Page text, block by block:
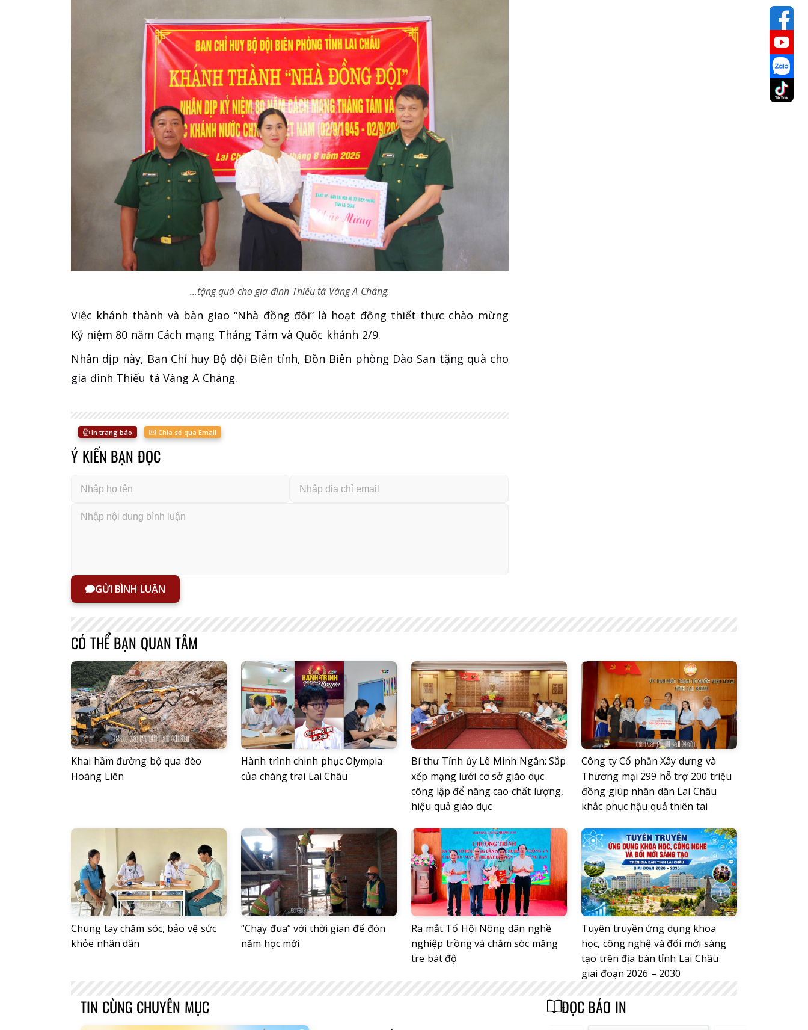
...tặng quà cho gia đình Thiếu tá Vàng A Cháng.
Việc khánh thành và bàn giao “Nhà đồng đội” là hoạt động thiết thực chào mừng
Kỷ niệm 80 năm Cách mạng Tháng Tám và Quốc khánh 2/9.
Nhân dịp này, Ban Chỉ huy Bộ đội Biên tỉnh, Đồn Biên phòng Dào San tặng quà cho
gia đình Thiếu tá Vàng A Cháng.
In trang báo Chia sẻ qua Email
Ý KIẾN BẠN ĐỌC
GỬI BÌNH LUẬN
CÓ THỂ BẠN QUAN TÂM
Khai hầm đường bộ qua đèo
Hoàng Liên
Hành trình chinh phục Olympia
của chàng trai Lai Châu
Bí thư Tỉnh ủy Lê Minh Ngân: Sắp
xếp mạng lưới cơ sở giáo dục
công lập để nâng cao chất lượng,
hiệu quả giáo dục
Công ty Cổ phần Xây dựng và
Thương mại 299 hỗ trợ 200 triệu
đồng giúp nhân dân Lai Châu
khắc phục hậu quả thiên tai
Chung tay chăm sóc, bảo vệ sức
khỏe nhân dân
“Chạy đua” với thời gian để đón
năm học mới
Ra mắt Tổ Hội Nông dân nghề
nghiệp trồng và chăm sóc măng
tre bát độ
Tuyên truyền ứng dụng khoa
học, công nghệ và đổi mới sáng
tạo trên địa bàn tỉnh Lai Châu
giai đoạn 2026 – 2030
TIN CÙNG CHUYÊN MỤC ĐỌC BÁO IN